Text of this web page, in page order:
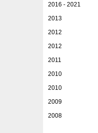
2016 - 2021
2013
2012
2012
2011
2010
2010
2009
2008